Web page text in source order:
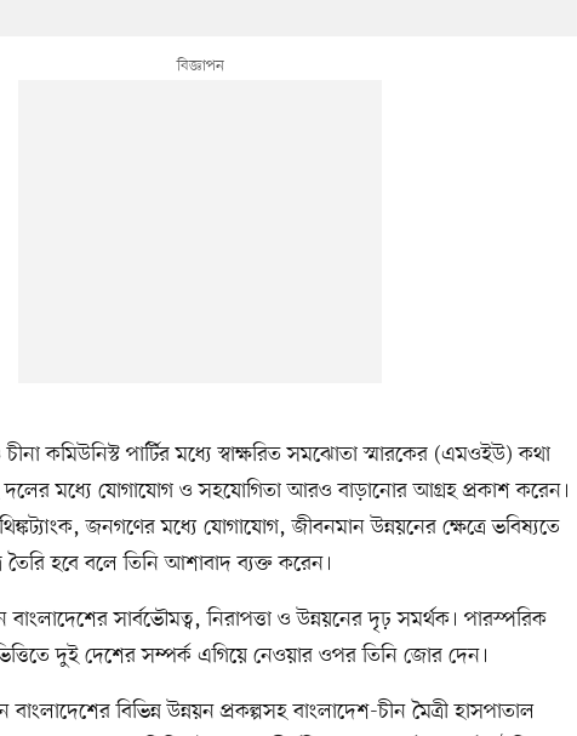
কমিউনিস্ট পার্টির মধ্যে স্বাক্ষরিত সমঝোতা স্মারকের (এমওইউ) কথা
দলের মধ্যে যোগাযোগ ও সহযোগিতা আরও বাড়ানোর আগ্রহ প্রকাশ করেন।
জনগণের মধ্যে যোগাযোগ, জীবনমান উন্নয়নের ক্ষেত্রে ভবিষ্যতে
হবে বলে তিনি আশাবাদ ব্যক্ত করেন।
সার্বভৌমত্ব, নিরাপত্তা ও উন্নয়নের দৃঢ় সমর্থক। পারস্পরিক
দুই দেশের সম্পর্ক এগিয়ে নেওয়ার ওপর তিনি জোর দেন।
বাংলাদেশের বিভিন্ন উন্নয়ন প্রকল্পসহ বাংলাদেশ-চীন মৈত্রী হাসপাতাল